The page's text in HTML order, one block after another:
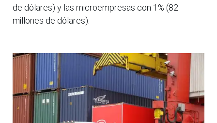
de dólares) y las microempresas con 1% (82
millones de dólares).